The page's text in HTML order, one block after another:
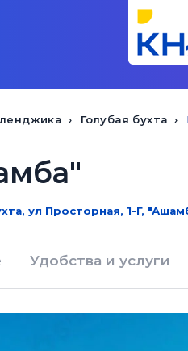
Голубая бухта
ул Просторная, 1-Г,
Удобства и услуги